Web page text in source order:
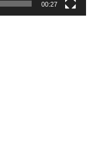
00:27